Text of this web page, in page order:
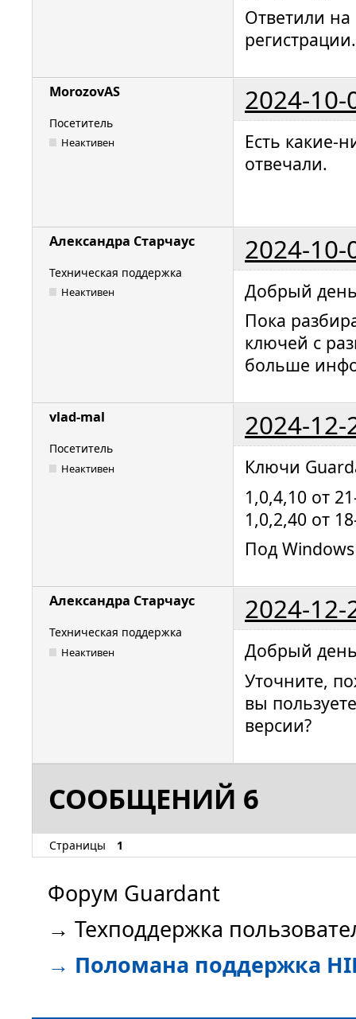
Ответили
регистрации.
MorozovAS 2024-10-
Посетитель
Неактивен
Есть какие-
отвечали.
Александра Старчаус 2024-10-
Техническая поддержка
Неактивен
Добрый
Пока
ключей с
больше
vlad-mal 2024-12-
Посетитель
Неактивен
Ключи
1,0,4,10 от
1,0,2,40 от
Под
Александра Старчаус 2024-12-
Техническая поддержка
Неактивен
Добрый
Уточните,
вы
версии?
СООБЩЕНИЙ 6
Страницы 1
Форум Guardant
→ Техподдержка
→ Поломана поддержка